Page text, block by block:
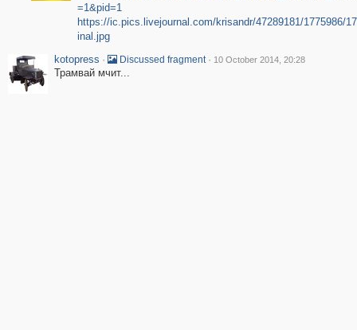
=1&pid=1
https://ic.pics.livejournal.com/krisandr/47289181/1775986/
inal.jpg
kotopress · Discussed fragment · 10 October 2014, 20:28
Трамвай мчит...